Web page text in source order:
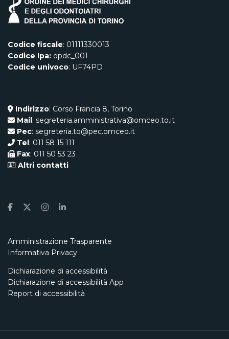
Codice fiscale: 01111330013
Codice Ipa: opdc_001
Codice univoco: UF74PD
Indirizzo: Corso Francia 8, Torino
Mail: segreteria.amministrativa@omceo.to.it
Pec: segreteria.to@pec.omceo.it
Tel: 011 58 15 111
Fax: 011 50 53 23
Altri contatti
Amministrazione Trasparente
Informativa Privacy
Dichiarazione di accessibilità
Dichiarazione di accessibilità App
Report di accessibilità